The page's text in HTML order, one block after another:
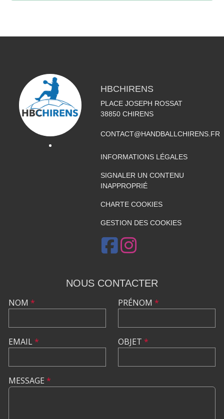
HBCHIRENS
PLACE JOSEPH ROSSAT
38850 CHIRENS
CONTACT@HANDBALLCHIRENS.FR
INFORMATIONS LÉGALES
SIGNALER UN CONTENU
INAPPROPRIÉ
CHARTE COOKIES
GESTION DES COOKIES
NOUS CONTACTER
NOM *
EMAIL*
PRÉNOM *
OBJET *
MESSAGE *